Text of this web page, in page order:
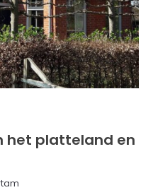
het platteland en